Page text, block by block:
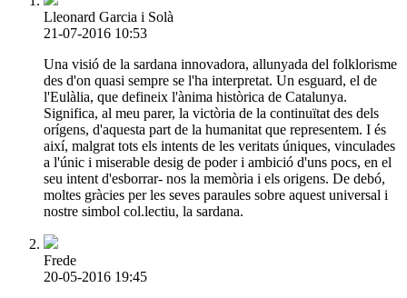
Lleonard Garcia i Solà
21-07-2016 10:53
Una visió de la sardana innovadora, allunyada del folklorisme
des d'on quasi sempre se l'ha interpretat. Un esguard, el de
l'Eulàlia, que defineix l'ànima històrica de Catalunya.
Significa, al meu parer, la victòria de la continuïtat des dels
orígens, d'aquesta part de la humanitat que representem. I és
així, malgrat tots els intents de les veritats úniques, vinculades
a l'únic i miserable desig de poder i ambició d'uns pocs, en el
seu intent d'esborrar- nos la memòria i els origens. De debó,
moltes gràcies per les seves paraules sobre aquest universal i
nostre simbol col.lectiu, la sardana.
Frede
20-05-2016 19:45